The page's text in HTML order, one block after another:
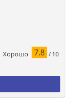
Хорошо 7.8 / 10